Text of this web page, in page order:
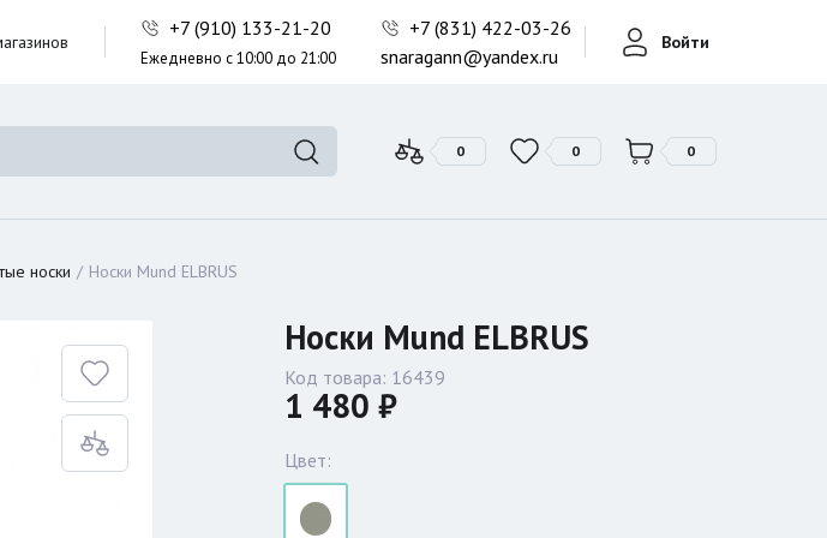
+7 (910) 133-21-20
Ежедневно с 10:00 до 21:00
+7 (831) 422-03-26
snaragann@yandex.ru
Войти
0 0 0
Фонари поисковые
Фонари тактические
носки Носки Mund ELBRUS
Носки Mund ELBRUS
Код товара: 16439
1 480 ₽
Цвет: